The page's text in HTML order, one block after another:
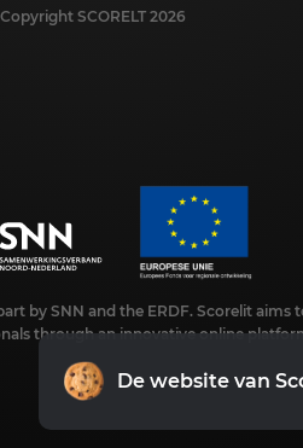
SCORELT 2026
by SNN and the ERDF. Scorelit aims
through an innovative online
De website van